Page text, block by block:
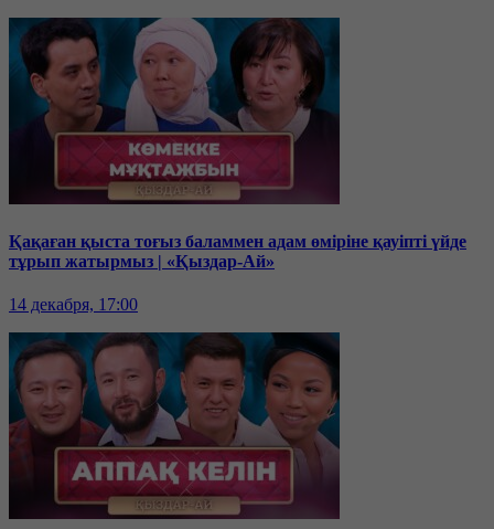
Қақаған қыста тоғыз баламмен адам өміріне қауіпті үйде
тұрып жатырмыз | «Қыздар-Ай»
14 декабря, 17:00